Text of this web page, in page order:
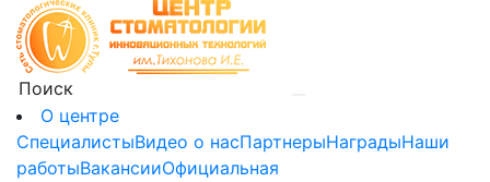
О центре
СпециалистыВидео о насПартнерыНаградыНаши
работыВакансииОфициальная